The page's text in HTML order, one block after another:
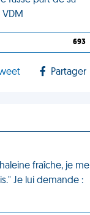
693
Partager
fraîche, je me
Je lui demande :